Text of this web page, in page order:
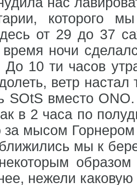
которого
от 29 до 37
ночи
10 ти часов
ветр
SOtS вместо
в 2 часа по
за мысом
мы к
нежели